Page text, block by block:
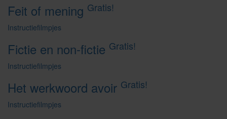
Feit of mening Gratis!
Instructiefilmpjes
Fictie en non-fictie Gratis!
Instructiefilmpjes
Het werkwoord avoir Gratis!
Instructiefilmpjes